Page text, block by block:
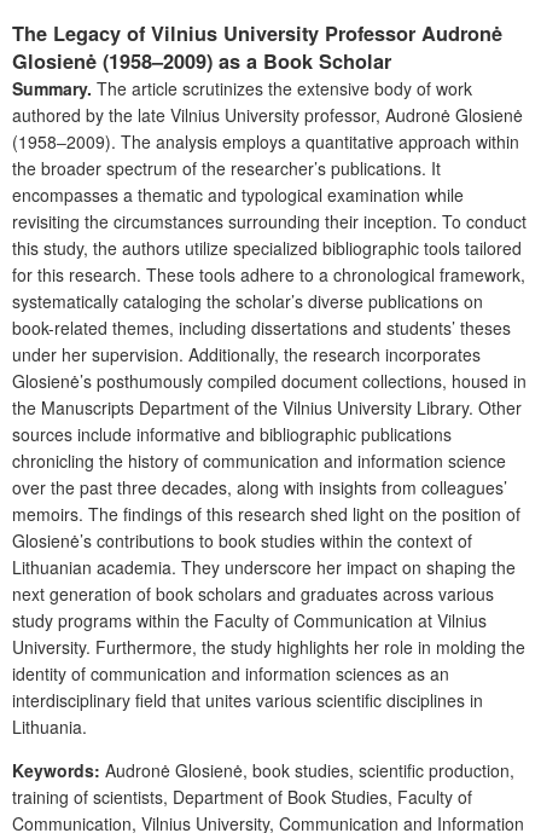
The Legacy of Vilnius University Professor Audronė
Glosienė (1958–2009) as a Book Scholar
Summary. The article scrutinizes the extensive body of work
authored by the late Vilnius University professor, Audronė Glosienė
(1958‒2009). The analysis employs a quantitative approach within
the broader spectrum of the researcher’s publications. It
encompasses a thematic and typological examination while
revisiting the circumstances surrounding their inception. To conduct
this study, the authors utilize specialized bibliographic tools tailored
for this research. These tools adhere to a chronological framework,
systematically cataloging the scholar’s diverse publications on
book-related themes, including dissertations and students’ theses
under her supervision. Additionally, the research incorporates
Glosienė’s posthumously compiled document collections, housed in
the Manuscripts Department of the Vilnius University Library. Other
sources include informative and bibliographic publications
chronicling the history of communication and information science
over the past three decades, along with insights from colleagues’
memoirs. The findings of this research shed light on the position of
Glosienė’s contributions to book studies within the context of
Lithuanian academia. They underscore her impact on shaping the
next generation of book scholars and graduates across various
study programs within the Faculty of Communication at Vilnius
University. Furthermore, the study highlights her role in molding the
identity of communication and information sciences as an
interdisciplinary field that unites various scientific disciplines in
Lithuania.
Keywords: Audronė Glosienė, book studies, scientific production,
training of scientists, Department of Book Studies, Faculty of
Communication, Vilnius University, Communication and Information